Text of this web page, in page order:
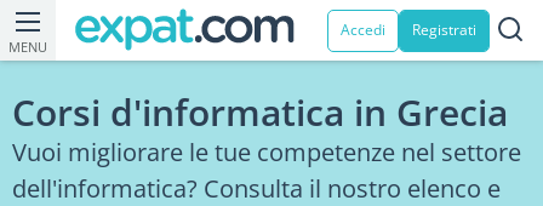
MENU
Accedi Registrati
Corsi d'informatica in Grecia
Vuoi migliorare le tue competenze nel settore
dell'informatica? Consulta il nostro elenco e